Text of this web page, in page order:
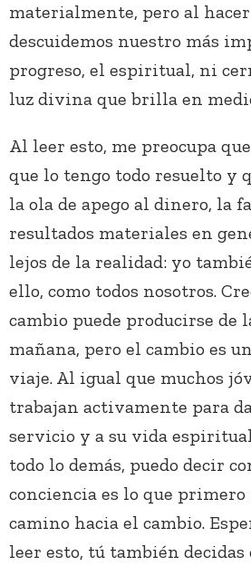
materialmente, pero al
descuidemos nuestro más
progreso, el espiritual, ni
luz divina que brilla en
Al leer esto, me preocupa
que lo tengo todo resuelto y
la ola de apego al dinero, la
resultados materiales en
lejos de la realidad: yo
ello, como todos nosotros.
cambio puede producirse de
mañana, pero el cambio es
viaje. Al igual que muchos
trabajan activamente para
servicio y a su vida
todo lo demás, puedo decir
conciencia es lo que primero
camino hacia el cambio.
leer esto, tú también decidas